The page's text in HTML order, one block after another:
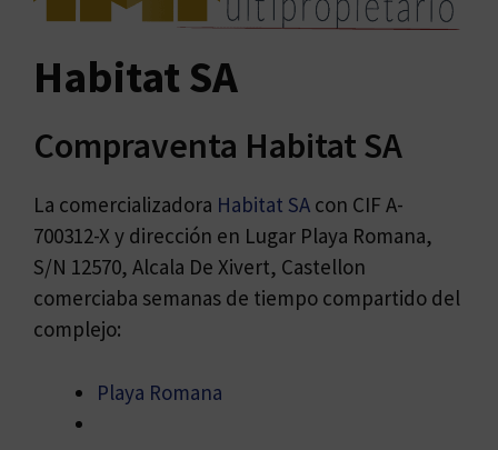
Habitat SA
Compraventa Habitat SA
La comercializadora Habitat SA con CIF A-
700312-X y dirección en Lugar Playa Romana,
S/N 12570, Alcala De Xivert, Castellon
comerciaba semanas de tiempo compartido del
complejo:
Playa Romana